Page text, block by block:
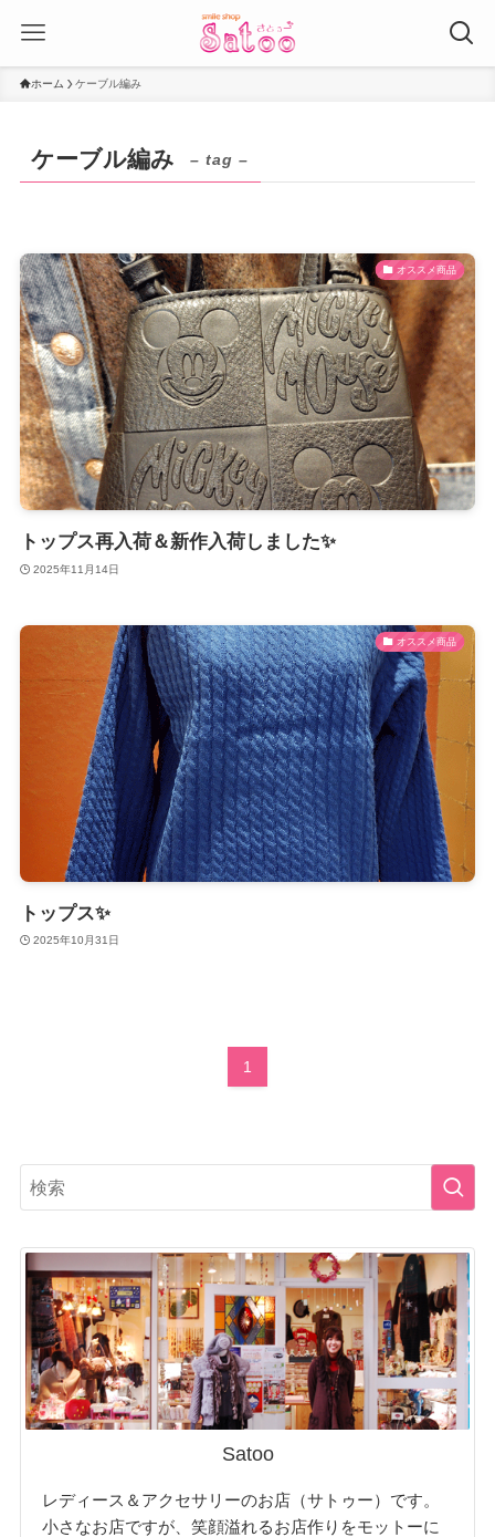
ホーム ケーブル編み
ケーブル編み – tag –
オススメ商品
トップス再入荷＆新作入荷しました✨
2025年11月14日
オススメ商品
トップス✨
2025年10月31日
1
Satoo
レディース＆アクセサリーのお店（サトゥー）です。
小さなお店ですが、笑顔溢れるお店作りをモットーに